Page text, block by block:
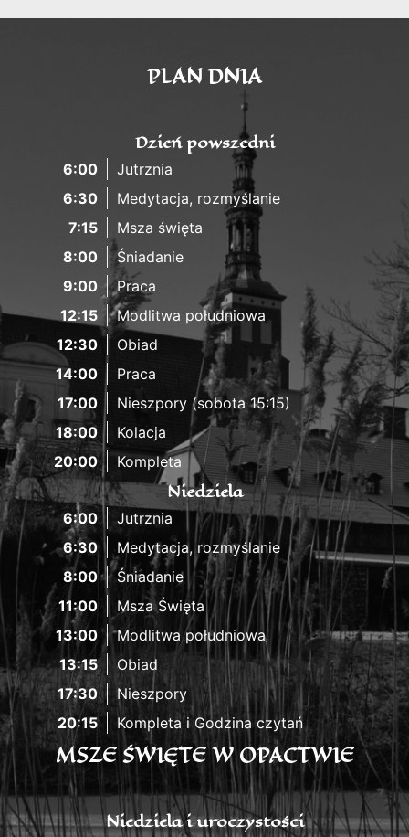
PLAN DNIA
Dzień powszedni
6:00
Jutrznia
6:30
Medytacja, rozmyślanie
7:15
Msza święta
8:00
Śniadanie
9:00
Praca
12:15
Modlitwa południowa
12:30
Obiad
14:00
Praca
17:00
Nieszpory (sobota 15:15)
18:00
Kolacja
20:00
Kompleta
Niedziela
6:00
Jutrznia
6:30
Medytacja, rozmyślanie
8:00
Śniadanie
11:00
Msza Święta
13:00
Modlitwa południowa
13:15
Obiad
17:30
Nieszpory
20:15
Kompleta i Godzina czytań
MSZE ŚWIĘTE W OPACTWIE
Niedziela i uroczystości